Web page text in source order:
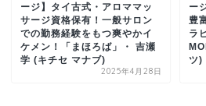
ージ】タイ古式・アロママッ
サージ資格保有！一般サロン
での勤務経験をもつ爽やかイ
ケメン！「まほろば」・ 吉瀬
学 (キチセ マナブ)
2025年4月28日
ー
豊
ラ
ツ)